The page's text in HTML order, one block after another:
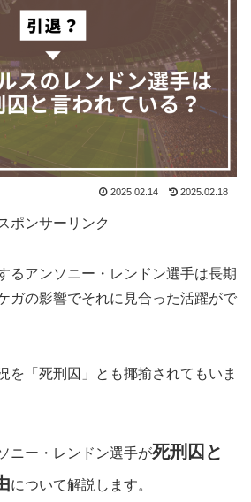
2025.02.14 2025.02.18
ポンサーリンク
るアンソニー・レンドン選手は長期
ガの影響でそれに見合った活躍がで
を「死刑囚」とも揶揄されてもいま
ニー・レンドン選手が死刑囚と
について解説します。